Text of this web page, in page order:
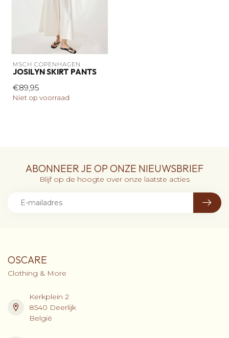
MSCH COPENHAGEN
JOSILYN SKIRT PANTS
€89,95
Niet op voorraad
ABONNEER JE OP ONZE NIEUWSBRIEF
Blijf op de hoogte over onze laatste acties
OSCARE
Clothing & More
Kerkplein 2
8540 Deerlijk
België